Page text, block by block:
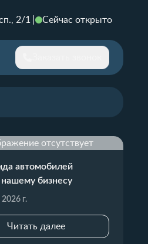
2/1 Сейчас открыто
отсутствует
автомобилей
нашему бизнесу
г.
Читать далее